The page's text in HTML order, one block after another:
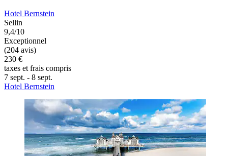
Hotel Bernstein
Sellin
9,4/10
Exceptionnel
(204 avis)
230 €
taxes et frais compris
7 sept. - 8 sept.
Hotel Bernstein